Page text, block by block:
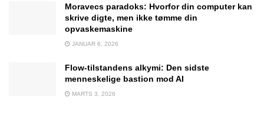
Moravecs paradoks: Hvorfor din computer kan
skrive digte, men ikke tømme din
opvaskemaskine
JANUAR 6, 2026
Flow-tilstandens alkymi: Den sidste
menneskelige bastion mod AI
MARTS 3, 2026